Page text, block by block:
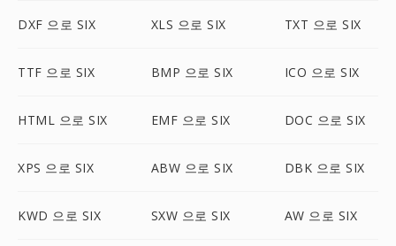
DXF 으로 SIX XLS 으로 SIX TXT 으로 SIX
TTF 으로 SIX BMP 으로 SIX ICO 으로 SIX
HTML 으로 SIX EMF 으로 SIX DOC 으로 SIX
XPS 으로 SIX ABW 으로 SIX DBK 으로 SIX
KWD 으로 SIX SXW 으로 SIX AW 으로 SIX